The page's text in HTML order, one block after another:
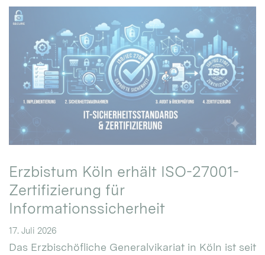
Erzbistum Köln erhält ISO-27001-
Zertifizierung für
Informationssicherheit
17. Juli 2026
Das Erzbischöfliche Generalvikariat in Köln ist seit